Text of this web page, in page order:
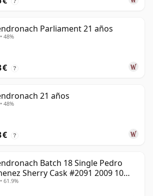
Parliament 21 años
48%
€ ?
21 años
48%
€ ?
Batch 18 Single Pedro
Sherry Cask #2091 2009 10
61.9%